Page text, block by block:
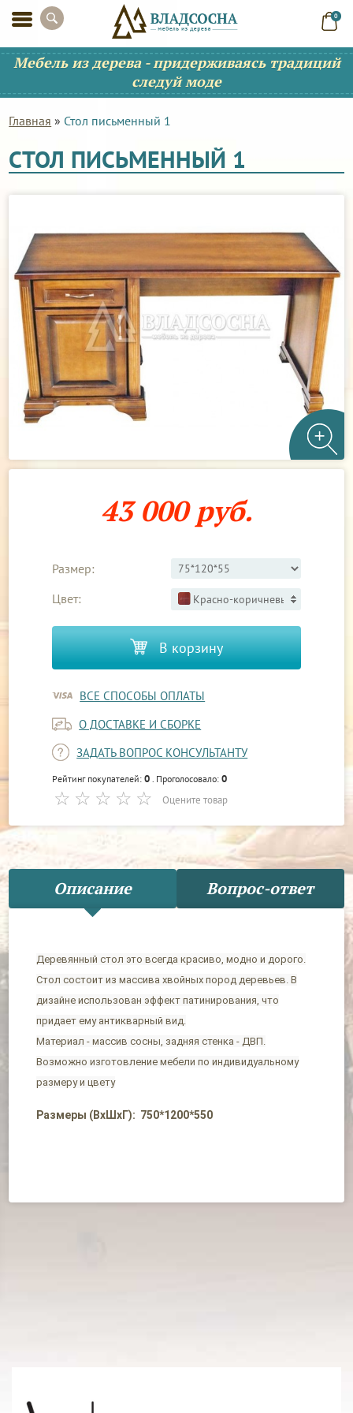
0
Мебель из дерева - придерживаясь традиций
следуй моде
Главная » Стол письменный 1
СТОЛ ПИСЬМЕННЫЙ 1
43 000 руб.
Размер:
Цвет:
Красно-коричневый 3
В корзину
ВСЕ СПОСОБЫ ОПЛАТЫ
О ДОСТАВКЕ И СБОРКЕ
ЗАДАТЬ ВОПРОС КОНСУЛЬТАНТУ
Рейтинг покупателей:0 . Проголосовало:0
Оцените товар
Описание Вопрос-ответ
Деревянный стол это всегда красиво, модно и дорого.
Стол состоит из массива хвойных пород деревьев. В
дизайне использован эффект патинирования, что
придает ему антикварный вид.
Материал - массив сосны, задняя стенка - ДВП.
Возможно изготовление мебели по индивидуальному
размеру и цвету
Размеры (ВхШхГ): 750*1200*550